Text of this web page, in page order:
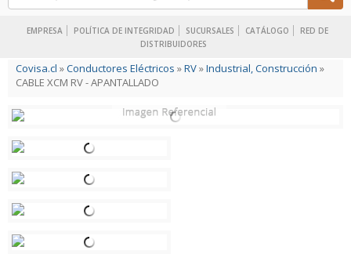
EMPRESA POLÍTICA DE INTEGRIDAD SUCURSALES CATÁLOGO
RED DE
DISTRIBUIDORES
Covisa.cl »Conductores Eléctricos »RV»Industrial, Construcción »
CABLE XCM RV - APANTALLADO